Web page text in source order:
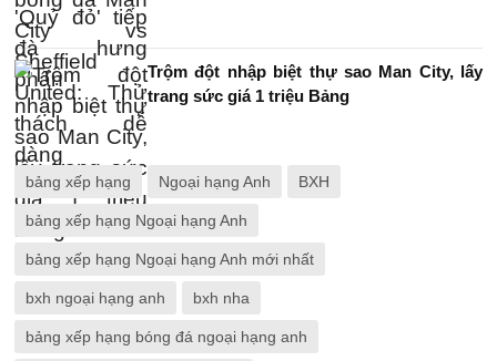
Trộm đột nhập biệt thự sao Man City, lấy
trang sức giá 1 triệu Bảng
bảng xếp hạng Ngoại hạng Anh BXH
bảng xếp hạng Ngoại hạng Anh
bảng xếp hạng Ngoại hạng Anh mới nhất
bxh ngoại hạng anh bxh nha
bảng xếp hạng bóng đá ngoại hạng anh